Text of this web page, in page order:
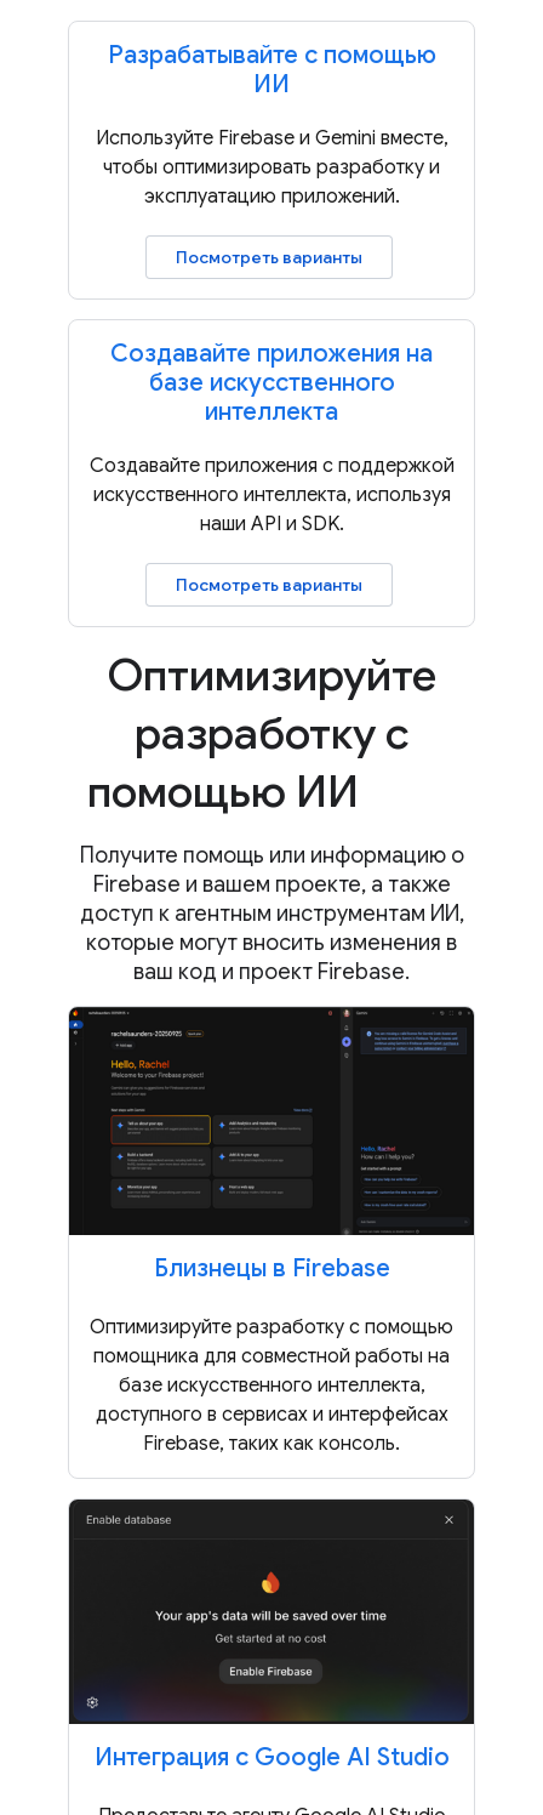
Разрабатывайте с помощью
ИИ
Используйте Firebase и Gemini вместе,
чтобы оптимизировать разработку и
эксплуатацию приложений.
Посмотреть варианты
Создавайте приложения на
базе искусственного
интеллекта
Создавайте приложения с поддержкой
искусственного интеллекта, используя
наши API и SDK.
Посмотреть варианты
Оптимизируйте
разработку с
помощью ИИ
Получите помощь или информацию о
Firebase и вашем проекте, а также
доступ к агентным инструментам ИИ,
которые могут вносить изменения в
ваш код и проект Firebase.
Близнецы в Firebase
Оптимизируйте разработку с помощью
помощника для совместной работы на
базе искусственного интеллекта,
доступного в сервисах и интерфейсах
Firebase, таких как консоль.
Интеграция с Google AI Studio